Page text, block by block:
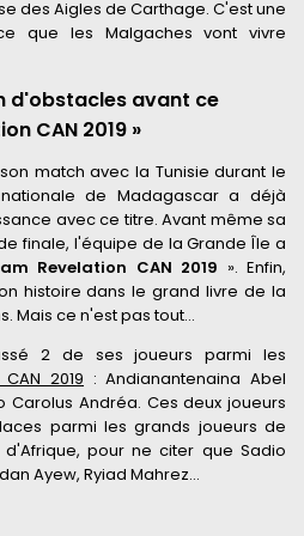
des Aigles de Carthage. C'est une
que les Malgaches vont vivre
d'obstacles avant ce
CAN 2019 »
match avec la Tunisie durant le
de Madagascar a déjà
avec ce titre. Avant même sa
finale, l'équipe de la Grande Île a
Revelation CAN 2019 ». Enfin,
histoire dans le grand livre de la
Mais ce n'est pas tout…
2 de ses joueurs parmi les
2019 : Andianantenaina Abel
Carolus Andréa. Ces deux joueurs
parmi les grands joueurs de
pour ne citer que Sadio
Ayew, Ryiad Mahrez…